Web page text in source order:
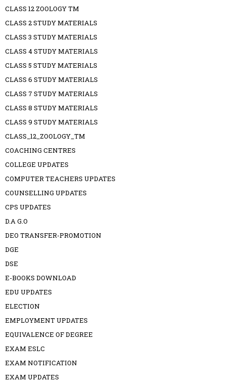
CLASS 12 ZOOLOGY TM
CLASS 2 STUDY MATERIALS
CLASS 3 STUDY MATERIALS
CLASS 4 STUDY MATERIALS
CLASS 5 STUDY MATERIALS
CLASS 6 STUDY MATERIALS
CLASS 7 STUDY MATERIALS
CLASS 8 STUDY MATERIALS
CLASS 9 STUDY MATERIALS
CLASS_12_ZOOLOGY_TM
COACHING CENTRES
COLLEGE UPDATES
COMPUTER TEACHERS UPDATES
COUNSELLING UPDATES
CPS UPDATES
D.A G.O
DEO TRANSFER-PROMOTION
DGE
DSE
E-BOOKS DOWNLOAD
EDU UPDATES
ELECTION
EMPLOYMENT UPDATES
EQUIVALENCE OF DEGREE
EXAM ESLC
EXAM NOTIFICATION
EXAM UPDATES